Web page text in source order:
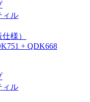
ィル
様）
+ QDK668
ィル